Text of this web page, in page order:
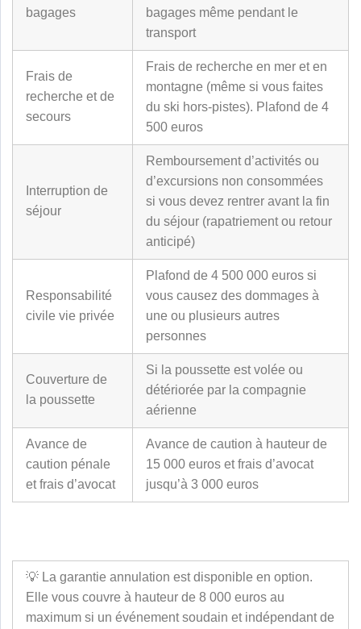
bagages
bagages même pendant le
transport
Frais de
recherche et de
secours
Frais de recherche en mer et en
montagne (même si vous faites
du ski hors-pistes). Plafond de 4
500 euros
Interruption de
séjour
Remboursement d’activités ou
d’excursions non consommées
si vous devez rentrer avant la fin
du séjour (rapatriement ou retour
anticipé)
Responsabilité
civile vie privée
Plafond de 4 500 000 euros si
vous causez des dommages à
une ou plusieurs autres
personnes
Couverture de
la poussette
Si la poussette est volée ou
détériorée par la compagnie
aérienne
Avance de
caution pénale
et frais d’avocat
Avance de caution à hauteur de
15 000 euros et frais d’avocat
jusqu’à 3 000 euros
💡 La garantie annulation est disponible en option.
Elle vous couvre à hauteur de 8 000 euros au
maximum si un événement soudain et indépendant de